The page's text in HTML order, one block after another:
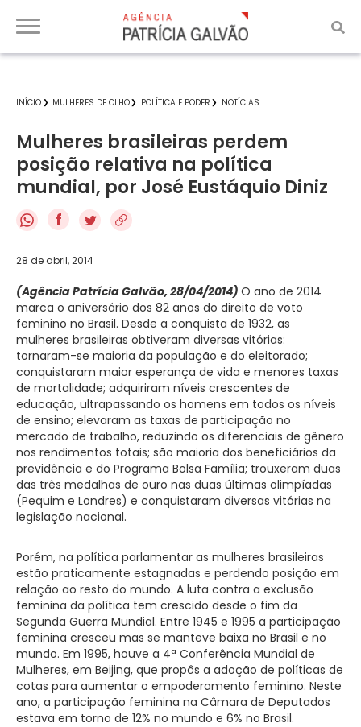
INÍCIO MULHERES DE OLHO POLÍTICA E PODER NOTÍCIAS
Mulheres brasileiras perdem
posição relativa na política
mundial, por José Eustáquio Diniz
f
28 de abril, 2014
(Agência Patrícia Galvão, 28/04/2014) O ano de 2014
marca o aniversário dos 82 anos do direito de voto
feminino no Brasil. Desde a conquista de 1932, as
mulheres brasileiras obtiveram diversas vitórias:
tornaram-se maioria da população e do eleitorado;
conquistaram maior esperança de vida e menores taxas
de mortalidade; adquiriram níveis crescentes de
educação, ultrapassando os homens em todos os níveis
de ensino; elevaram as taxas de participação no
mercado de trabalho, reduzindo os diferenciais de gênero
nos rendimentos totais; são maioria dos beneficiários da
previdência e do Programa Bolsa Família; trouxeram duas
das três medalhas de ouro nas duas últimas olimpíadas
(Pequim e Londres) e conquistaram diversas vitórias na
legislação nacional.
Porém, na política parlamentar as mulheres brasileiras
estão praticamente estagnadas e perdendo posição em
relação ao resto do mundo. A luta contra a exclusão
feminina da política tem crescido desde o fim da
Segunda Guerra Mundial. Entre 1945 e 1995 a participação
feminina cresceu mas se manteve baixa no Brasil e no
mundo. Em 1995, houve a 4ª Conferência Mundial de
Mulheres, em Beijing, que propôs a adoção de políticas de
cotas para aumentar o empoderamento feminino. Neste
ano, a participação feminina na Câmara de Deputados
estava em torno de 12% no mundo e 6% no Brasil.